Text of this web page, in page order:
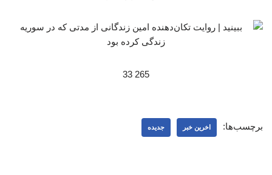
265 33
برچسب‌ها: اخرین خبر جدیده